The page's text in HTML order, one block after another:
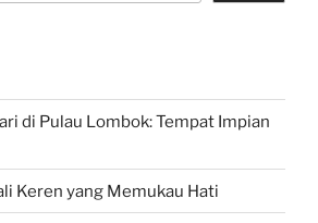
di Pulau Lombok: Tempat Impian
Keren yang Memukau Hati